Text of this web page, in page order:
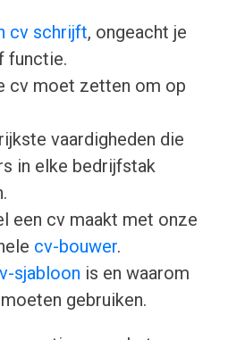
cv schrijft, ongeacht je
functie.
cv moet zetten om op
vaardigheden die
in elke bedrijfstak
een cv maakt met onze
cv-bouwer.
sjabloon is en waarom
gebruiken.